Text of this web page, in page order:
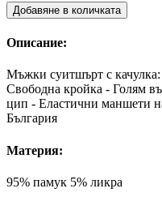
Добавяне в количката
Описание:
Мъжки суитшърт с
Свободна кройка - Голям
цип - Еластични маншети
България
Материя:
95% памук 5% ликра